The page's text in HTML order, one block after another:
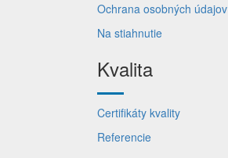
Ochrana osobných údajov
Na stiahnutie
Kvalita
Certifikáty kvality
Referencie